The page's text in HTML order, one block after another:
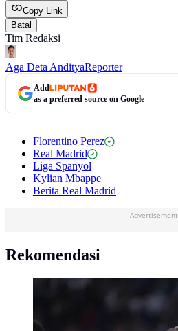
Copy Link
Batal
Tim Redaksi
Aga Deta AndityaReporter
Add
as a preferred source on Google
Florentino Perez
Real Madrid
Liga Spanyol
Kylian Mbappe
Berita Real Madrid
Advertisement
Rekomendasi